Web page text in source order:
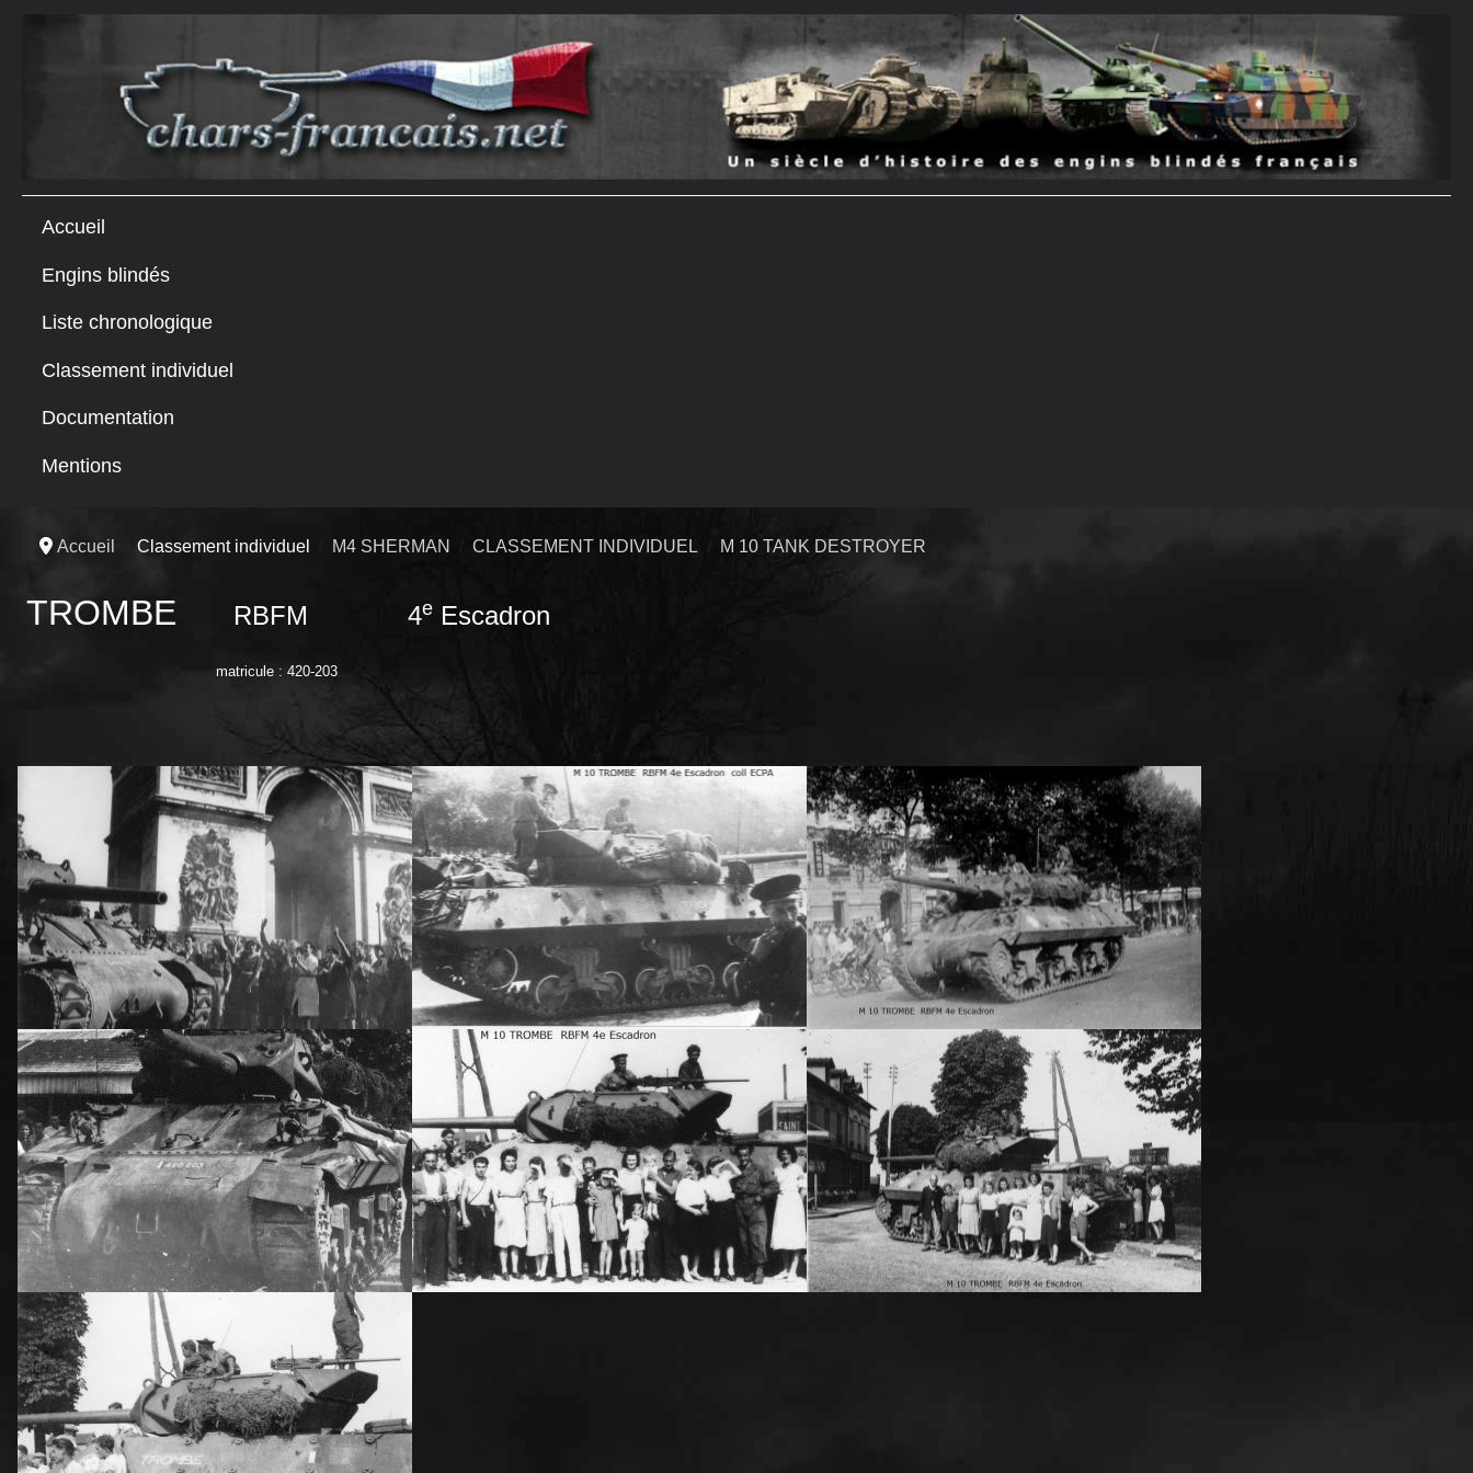
Accueil
Engins blindés
Liste chronologique
Classement individuel
Documentation
Mentions
Accueil Classement individuel M4 SHERMAN CLASSEMENT INDIVIDUEL M 10 TANK DESTROYER
TROMBE RBFM 4e Escadron
matricule : 420-203